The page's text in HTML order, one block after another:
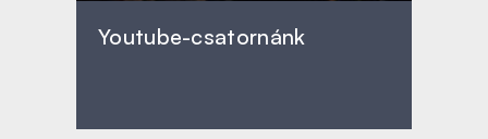
Youtube-csatornánk